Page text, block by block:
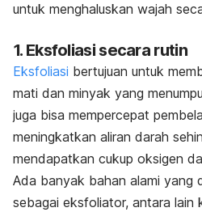
untuk menghaluskan wajah
1. Eksfoliasi secara rutin
Eksfoliasi bertujuan untuk
mati dan minyak yang
juga bisa mempercepat
meningkatkan aliran darah
mendapatkan cukup oksigen
Ada banyak bahan alami yang
sebagai eksfoliator, antara lain